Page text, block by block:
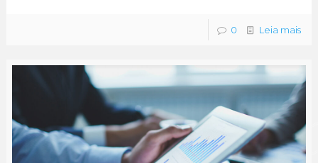
0 Leia mais